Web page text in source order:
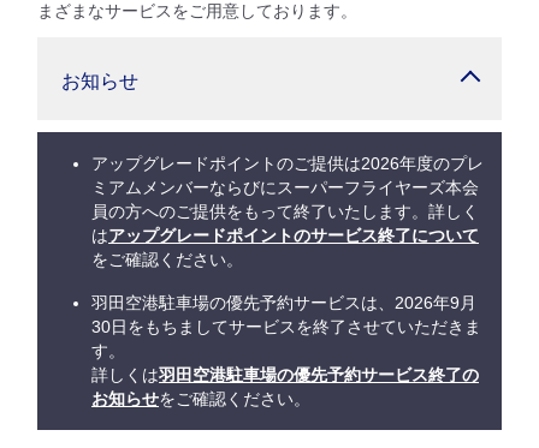
まざまなサービスをご用意しております。
お知らせ
アップグレードポイントのご提供は2026年度のプレ
ミアムメンバーならびにスーパーフライヤーズ本会
員の方へのご提供をもって終了いたします。詳しく
はアップグレードポイントのサービス終了について
をご確認ください。
羽田空港駐車場の優先予約サービスは、2026年9月
30日をもちましてサービスを終了させていただきま
す。
詳しくは羽田空港駐車場の優先予約サービス終了の
お知らせをご確認ください。